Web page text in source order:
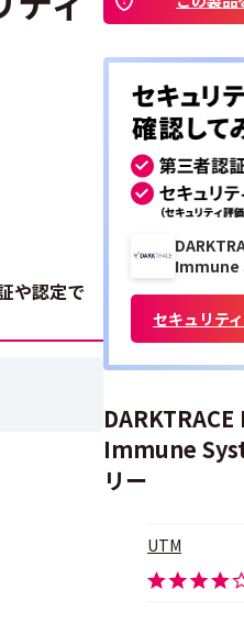
や認定で
Immune
セキュリテ
Immune
リー
UTM